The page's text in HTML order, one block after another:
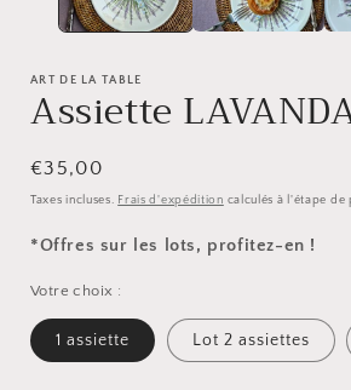
modale
ART DE LA TABLE
Assiette
Prix
habituel
€35,00
Taxes incluses. Frais d'expédition calculés à l'étape de
*Offres sur les lots, profitez-en !
Votre choix :
1 assiette Lot 2 assiettes